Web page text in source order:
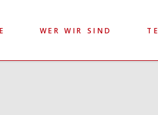
WER WIR SIND